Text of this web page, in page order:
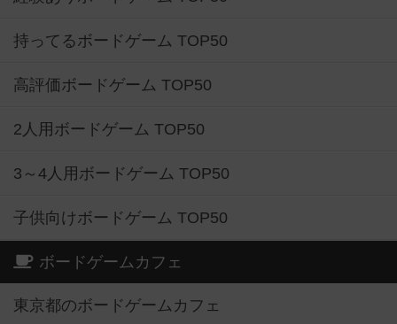
持ってるボードゲーム TOP50
高評価ボードゲーム TOP50
2人用ボードゲーム TOP50
3～4人用ボードゲーム TOP50
子供向けボードゲーム TOP50
ボードゲームカフェ
東京都のボードゲームカフェ